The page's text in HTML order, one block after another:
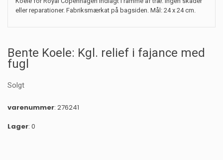
eller reparationer. Fabriksmærkat på bagsiden. Mål: 24 x 24 cm.
Bente Koele: Kgl. relief i fajance med
fugl
Solgt
varenummer: 276241
Lager: 0